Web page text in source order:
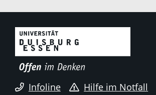
Infoline Hilfe im Notfall